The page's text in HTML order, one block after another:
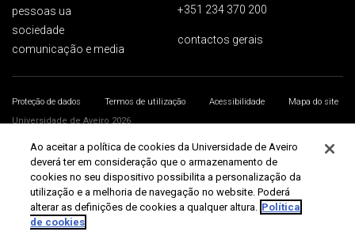
pessoas ua
sociedade
comunicação e media
+351 234 370 200
contactos gerais
Proteção de dados Termos de utilização Acessibilidade
Mapa do site
Universidade de Aveiro 2026
Ao aceitar a política de cookies da Universidade de Aveiro
deverá ter em consideração que o armazenamento de
cookies no seu dispositivo possibilita a personalização da
utilização e a melhoria de navegação no website. Poderá
alterar as definições de cookies a qualquer altura. Política
de cookies